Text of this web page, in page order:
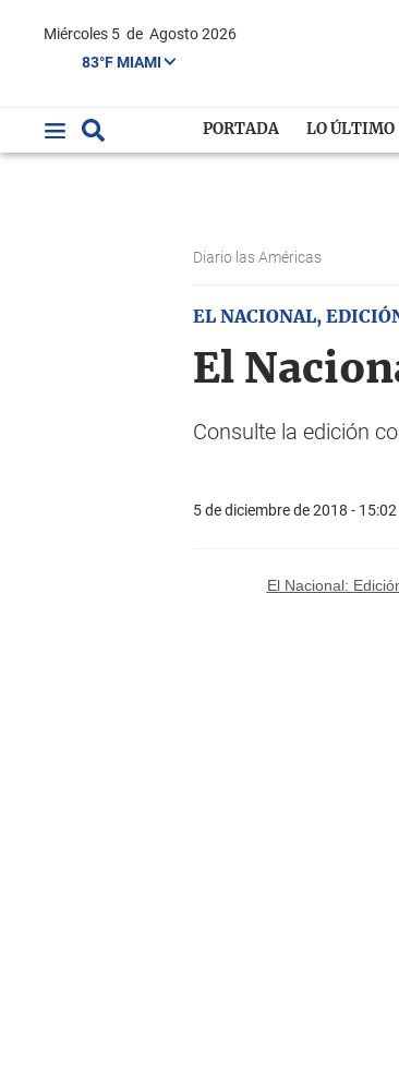
Miércoles 5 de Agosto 2026
83°F MIAMI
PORTADA LO ÚLTIMO
Diario las Américas
EL NACIONAL,
El
Consulte la edición
5 de diciembre de 2018 - 15:02
El Nacional: